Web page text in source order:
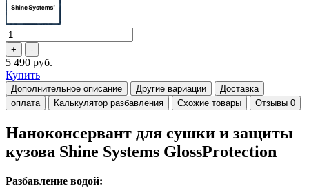
5 490 руб.
Купить
Дополнительное описание Другие вариации
Доставка
оплата
Калькулятор разбавления Схожие товары Отзывы 0
Наноконсервант для сушки и защиты
кузова Shine Systems GlossProtection
Разбавление водой: